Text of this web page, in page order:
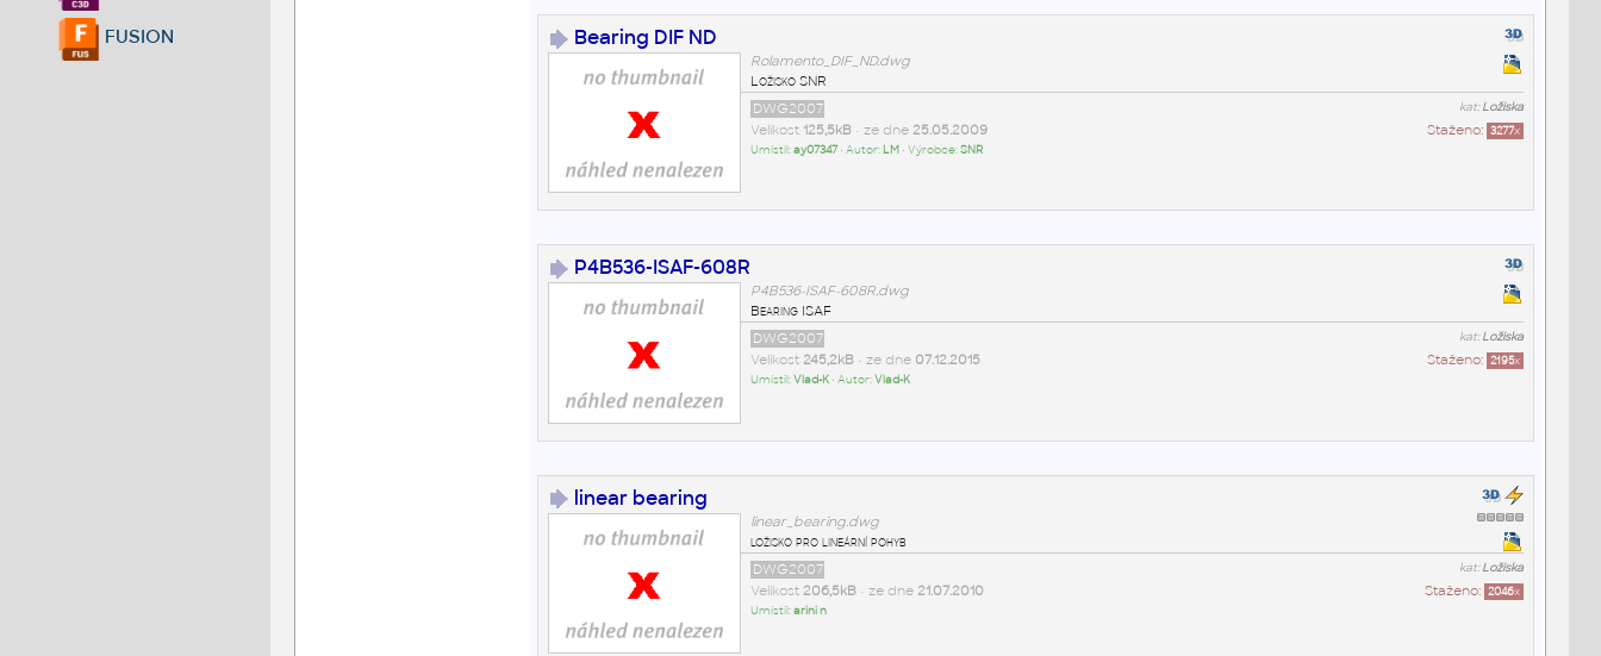
FUSION Bearing DIF ND
Rolamento_DIF_ND.dwg
Ložisko SNR
kat:Ložiska
DWG2007
Staženo: 3277x
Velikost 125,5kB• ze dne 25.05.2009
Umístil:ay07347• Autor: LM• Výrobce:SNR
P4B536-ISAF-608R
P4B536-ISAF-608R.dwg
Bearing ISAF
kat:Ložiska
DWG2007
Staženo: 2195x
Velikost 245,2kB• ze dne 07.12.2015
Umístil:Vlad-K• Autor:Vlad-K
linear bearing
linear_bearing.dwg
ložisko pro lineární pohyb
kat:Ložiska
DWG2007
Staženo: 2046x
Velikost 206,5kB• ze dne 21.07.2010
Umístil:arini n